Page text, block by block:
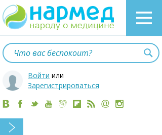
Войти или
Зарегистрироваться